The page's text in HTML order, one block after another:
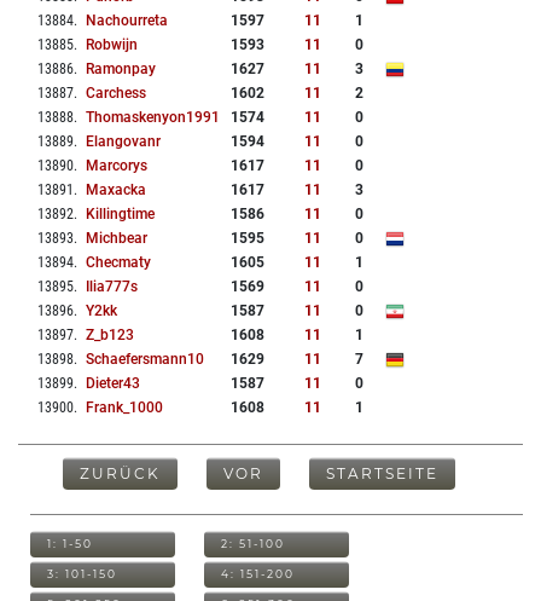
13884. Nachourreta 1597 11
1
13885. Robwijn 1593 11
0
13886. Ramonpay 1627 11
3
13887. Carchess 1602 11
2
13888. Thomaskenyon1991 1574 11
0
13889. Elangovanr 1594 11
0
13890. Marcorys 1617 11
0
13891 . Maxacka 1617 11
3
13892. Killingtime 1586 11
0
13893. Michbear 1595 11
0
13894. Checmaty 1605 11
1
13895. Ilia777s 1569 11
0
13896. Y2kk 1587 11
0
13897. Z_b123 1608 11
1
13898. Schaefersmann10 1629 11
7
13899. Dieter43 1587 11
0
13900. Frank_1000 1608 11 1
ZURÜCK VOR STARTSEITE
1: 1-50 2: 51-100
3: 101-150 4: 151-200